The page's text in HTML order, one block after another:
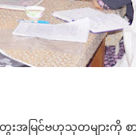
ေးအမြင်ဗဟုသုတများကို